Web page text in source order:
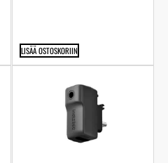
LISÄÄ OSTOSKORIIN